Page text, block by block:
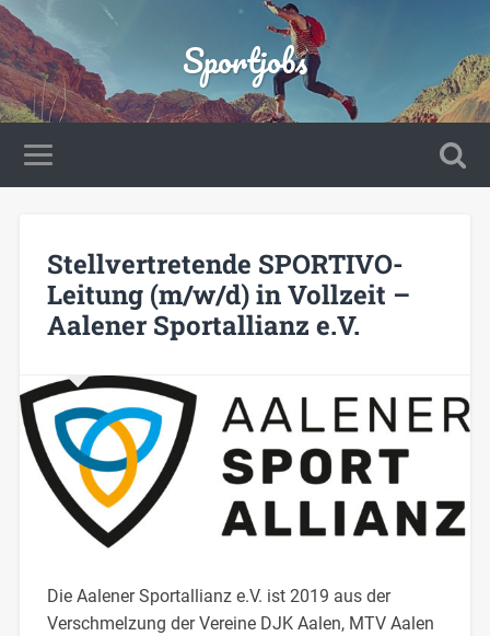
Sportjobs
Stellvertretende SPORTIVO-
Leitung (m/w/d) in Vollzeit –
Aalener Sportallianz e.V.
Die Aalener Sportallianz e.V. ist 2019 aus der
Verschmelzung der Vereine DJK Aalen, MTV Aalen